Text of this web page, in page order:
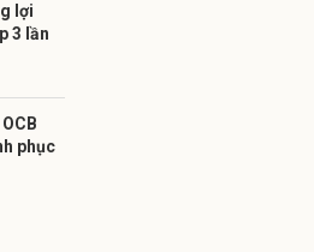
lợi
3 lần
phục